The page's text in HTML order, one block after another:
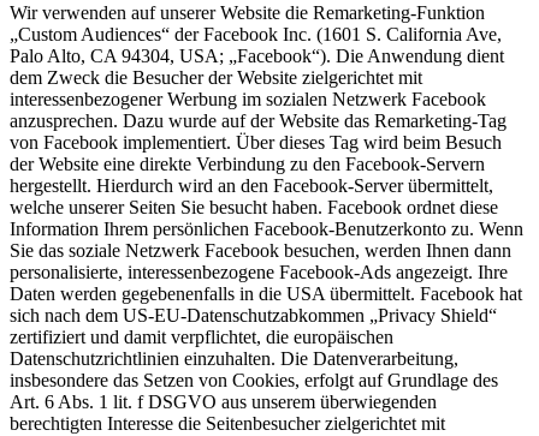
Wir verwenden auf unserer Website die Remarketing-Funktion
„Custom Audiences“ der Facebook Inc. (1601 S. California Ave,
Palo Alto, CA 94304, USA; „Facebook“). Die Anwendung dient
dem Zweck die Besucher der Website zielgerichtet mit
interessenbezogener Werbung im sozialen Netzwerk Facebook
anzusprechen. Dazu wurde auf der Website das Remarketing-Tag
von Facebook implementiert. Über dieses Tag wird beim Besuch
der Website eine direkte Verbindung zu den Facebook-Servern
hergestellt. Hierdurch wird an den Facebook-Server übermittelt,
welche unserer Seiten Sie besucht haben. Facebook ordnet diese
Information Ihrem persönlichen Facebook-Benutzerkonto zu. Wenn
Sie das soziale Netzwerk Facebook besuchen, werden Ihnen dann
personalisierte, interessenbezogene Facebook-Ads angezeigt. Ihre
Daten werden gegebenenfalls in die USA übermittelt. Facebook hat
sich nach dem US-EU-Datenschutzabkommen „Privacy Shield“
zertifiziert und damit verpflichtet, die europäischen
Datenschutzrichtlinien einzuhalten. Die Datenverarbeitung,
insbesondere das Setzen von Cookies, erfolgt auf Grundlage des
Art. 6 Abs. 1 lit. f DSGVO aus unserem überwiegenden
berechtigten Interesse die Seitenbesucher zielgerichtet mit